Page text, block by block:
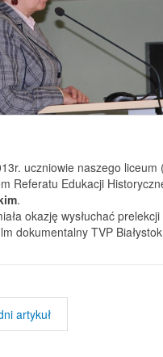
uczniowie naszego
Referatu Edukacji
.
okazję wysłuchać
dokumentalny TVP
artykuł